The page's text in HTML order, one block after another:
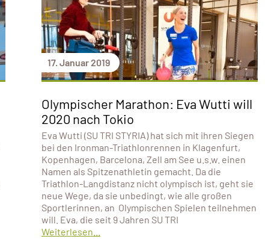
17. Januar 2019
Olympischer Marathon: Eva Wutti will
2020 nach Tokio
Eva Wutti (SU TRI STYRIA) hat sich mit ihren Siegen
bei den Ironman-Triathlonrennen in Klagenfurt,
Kopenhagen, Barcelona, Zell am See u.s.w. einen
Namen als Spitzenathletin gemacht. Da die
Triathlon-Langdistanz nicht olympisch ist, geht sie
neue Wege, da sie unbedingt, wie alle großen
Sportlerinnen, an Olympischen Spielen teilnehmen
will. Eva, die seit 9 Jahren SU TRI
Weiterlesen...